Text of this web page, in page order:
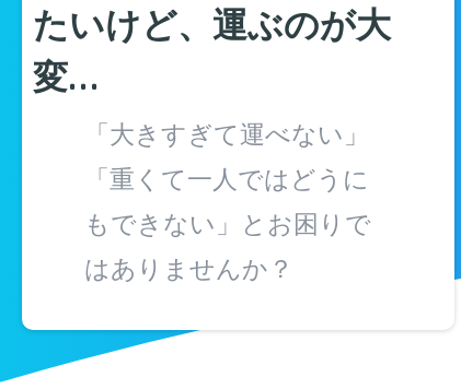
たいけど、運ぶのが大
変…
「大きすぎて運べない」
「重くて一人ではどうに
もできない」とお困りで
はありませんか？